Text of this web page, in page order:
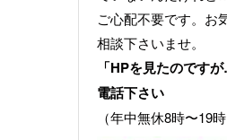
ご心配不要です。お
相談下さいませ。
「HPを見たのです
電話下さい
（年中無休8時〜19時